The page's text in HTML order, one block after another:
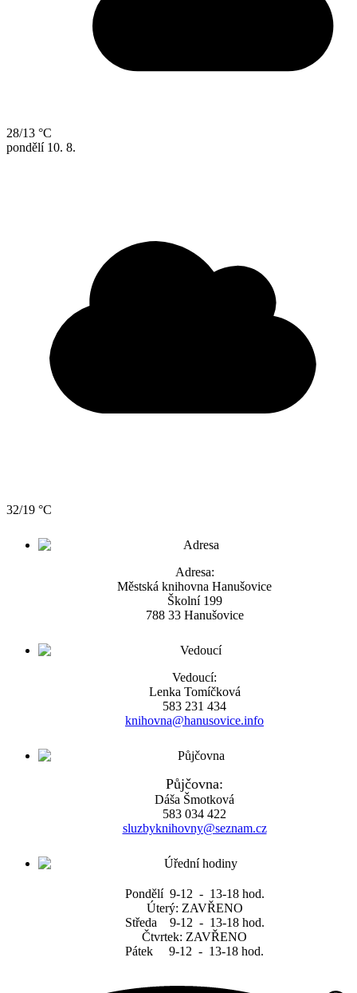
28/13 °C
pondělí 10. 8.
32/19 °C
Adresa:
Městská knihovna Hanušovice
Školní 199
788 33 Hanušovice
Vedoucí:
Lenka Tomíčková
583 231 434
knihovna@hanusovice.info
Půjčovna:
Dáša Šmotková
583 034 422
sluzbyknihovny@seznam.cz
Pondělí 9-12 - 13-18 hod.
Úterý: ZAVŘENO
Středa 9-12 - 13-18 hod.
Čtvrtek: ZAVŘENO
Pátek 9-12 - 13-18 hod.